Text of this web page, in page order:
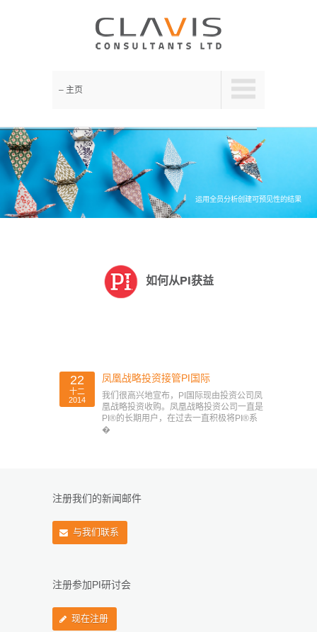
– 主页
运用全员分析创建可预见性的结果
如何从PI获益
22
十二
2014
凤凰战略投资接管PI国际
我们很高兴地宣布，PI国际现由投资公司凤
凰战略投资收购。凤凰战略投资公司一直是
PI®的长期用户，在过去一直积极将PI®系
�
注册我们的新闻邮件
与我们联系
注册参加PI研讨会
现在注册